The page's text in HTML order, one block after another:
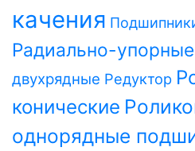
качения
Радиально-упорные
двухрядные Редуктор
конические
однорядные